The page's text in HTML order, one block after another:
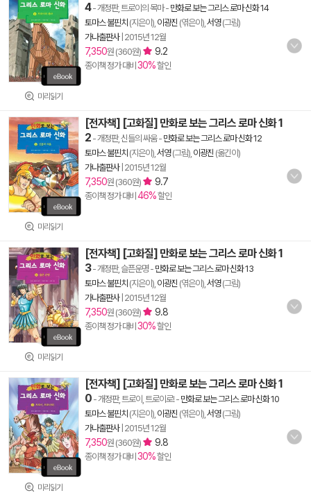
미리읽기
4- 개정판, 트로이의 목마- 만화로 보는 그리스 로마 신화 14
토마스 불핀치 (지은이), 이광진 (엮은이), 서영(그림)
가나출판사| 2015년 12월
7,350원 (360원) 9.2
종이책 정가 대비 30%할인
미리읽기
[전자책] [고화질] 만화로 보는 그리스 로마 신화 1
2 - 개정판, 신들의 싸움- 만화로 보는 그리스 로마 신화 12
토마스 불핀치 (지은이), 서영(그림), 이광진 (옮긴이)
가나출판사| 2015년 12월
7,350원 (360원) 9.7
종이책 정가 대비 46%할인
미리읽기
[전자책] [고화질] 만화로 보는 그리스 로마 신화 1
3- 개정판, 슬픈운명- 만화로 보는 그리스 로마 신화 13
토마스 불핀치 (지은이), 이광진 (엮은이), 서영(그림)
가나출판사| 2015년 12월
7,350원 (360원) 9.8
종이책 정가 대비 30%할인
미리읽기
[전자책] [고화질] 만화로 보는 그리스 로마 신화 1
0 - 개정판, 트로이, 트로이로!- 만화로 보는 그리스 로마 신화 10
토마스 불핀치 (지은이), 이광진 (엮은이), 서영(그림)
가나출판사| 2015년 12월
7,350원 (360원) 9.8
종이책 정가 대비 30%할인